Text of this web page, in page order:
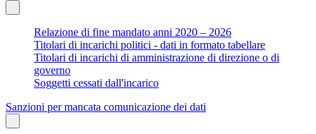
Relazione di fine mandato anni 2020 – 2026
Titolari di incarichi politici - dati in formato tabellare
Titolari di incarichi di amministrazione di direzione o di
governo
Soggetti cessati dall'incarico
Sanzioni per mancata comunicazione dei dati